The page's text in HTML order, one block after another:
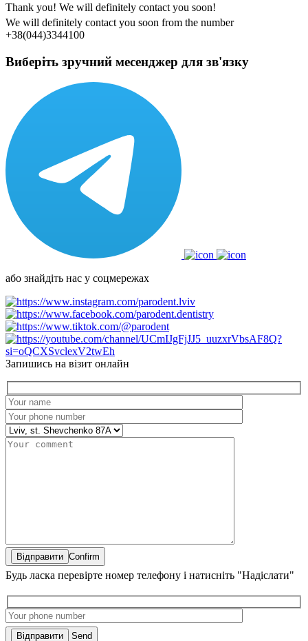
Thank you! We will definitely contact you soon!
We will definitely contact you soon from the number
+38(044)3344100
Виберіть зручний месенджер для зв'язку
або знайдіть нас у соцмережах
Запишись на візит онлайн
Confirm
Будь ласка перевірте номер телефону і натисніть "Надіслати"
Send